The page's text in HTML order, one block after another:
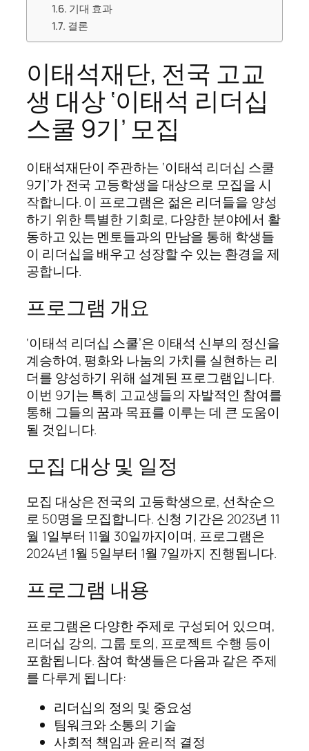
기대 효과
결론
이태석재단, 전국 고교
생 대상 ‘이태석 리더십
스쿨 9기’ 모집
이태석재단이 주관하는 ‘이태석 리더십 스쿨
9기’가 전국 고등학생을 대상으로 모집을 시
작합니다. 이 프로그램은 젊은 리더들을 양성
하기 위한 특별한 기회로, 다양한 분야에서 활
동하고 있는 멘토들과의 만남을 통해 학생들
이 리더십을 배우고 성장할 수 있는 환경을 제
공합니다.
프로그램 개요
‘이태석 리더십 스쿨’은 이태석 신부의 정신을
계승하여, 평화와 나눔의 가치를 실현하는 리
더를 양성하기 위해 설계된 프로그램입니다.
이번 9기는 특히 고교생들의 자발적인 참여를
통해 그들의 꿈과 목표를 이루는 데 큰 도움이
될 것입니다.
모집 대상 및 일정
모집 대상은 전국의 고등학생으로, 선착순으
로 50명을 모집합니다. 신청 기간은 2023년 11
월 1일부터 11월 30일까지이며, 프로그램은
2024년 1월 5일부터 1월 7일까지 진행됩니다.
프로그램 내용
프로그램은 다양한 주제로 구성되어 있으며,
리더십 강의, 그룹 토의, 프로젝트 수행 등이
포함됩니다. 참여 학생들은 다음과 같은 주제
를 다루게 됩니다:
리더십의 정의 및 중요성
팀워크와 소통의 기술
사회적 책임과 윤리적 결정